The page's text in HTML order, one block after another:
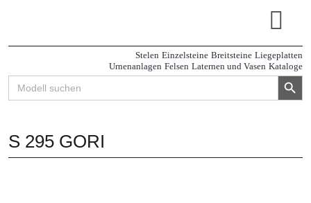
Stelen Einzelsteine Breitsteine Liegeplatten
Urnenanlagen Felsen Laternen und Vasen Kataloge
Search
for:
Search Button
S 295 GORI